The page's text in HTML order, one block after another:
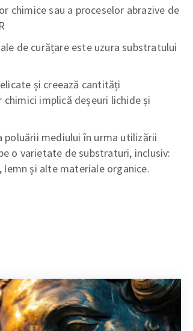
chimice sau a proceselor abrazive de
de curățare este uzura substratului
și creează cantități
implică deșeuri lichide și
poluării mediului în urma utilizării
o varietate de substraturi, inclusiv:
și alte materiale organice.